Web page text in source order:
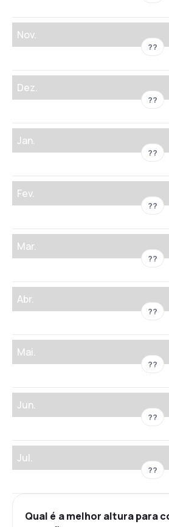
Nov.
??
Dez.
??
Jan.
??
Fev.
??
Mar.
??
Abr.
??
Mai.
??
Jun.
??
Jul.
??
Qual é a melhor altura para